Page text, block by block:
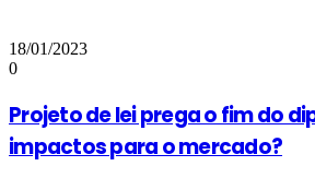
18/01/2023
0
Projeto de lei prega o fim do
impactos para o mercado?